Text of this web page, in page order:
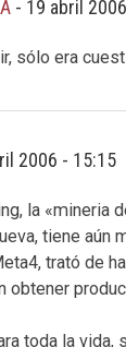
- 19 abril
sólo era
2006 - 15:15
la «mineria
tiene aún
trató de
obtener
toda la vida,